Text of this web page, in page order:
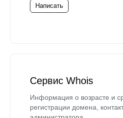
Написать
Сервис Whois
Информация о возрасте и
регистрации домена,